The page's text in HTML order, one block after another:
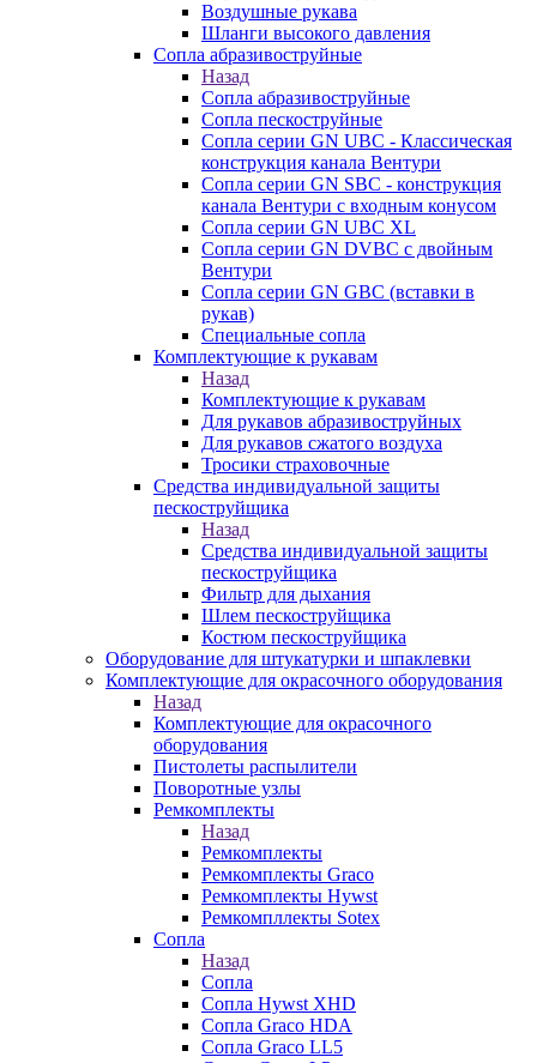
Воздушные рукава
Шланги высокого давления
Сопла абразивоструйные
Назад
Сопла абразивоструйные
Сопла пескоструйные
Сопла серии GN UBC - Классическая
конструкция канала Вентури
Сопла серии GN SBC - конструкция
канала Вентури c входным конусом
Сопла серии GN UBC XL
Сопла серии GN DVBC с двойным
Вентури
Сопла серии GN GBC (вставки в
рукав)
Специальные сопла
Комплектующие к рукавам
Назад
Комплектующие к рукавам
Для рукавов абразивоструйных
Для рукавов сжатого воздуха
Тросики страховочные
Средства индивидуальной защиты
пескоструйщика
Назад
Средства индивидуальной защиты
пескоструйщика
Фильтр для дыхания
Шлем пескоструйщика
Костюм пескоструйщика
Оборудование для штукатурки и шпаклевки
Комплектующие для окрасочного оборудования
Назад
Комплектующие для окрасочного
оборудования
Пистолеты распылители
Поворотные узлы
Ремкомплекты
Назад
Ремкомплекты
Ремкомплекты Graco
Ремкомплекты Hywst
Ремкомпллекты Sotex
Сопла
Назад
Сопла
Сопла Hywst XHD
Сопла Graco HDA
Сопла Graco LL5